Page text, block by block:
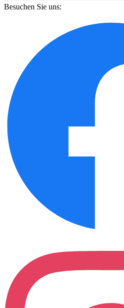
Besuchen Sie uns: